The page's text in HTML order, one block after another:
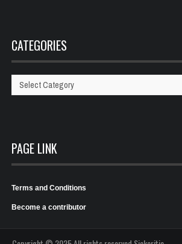
CATEGORIES
Categories
PAGE LINK
Terms and Conditions
Become a contributor